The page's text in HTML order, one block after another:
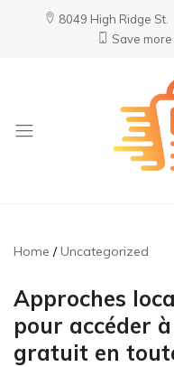
8049 High Ridge St.
Save
Home Uncategorized
Approches
pour accéder à
gratuit en